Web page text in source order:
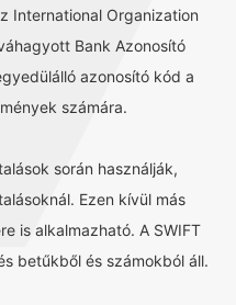
International Organization
Bank Azonosító
azonosító kód a
számára.
során használják,
Ezen kívül más
is alkalmazható. A SWIFT
betűkből és számokból áll.